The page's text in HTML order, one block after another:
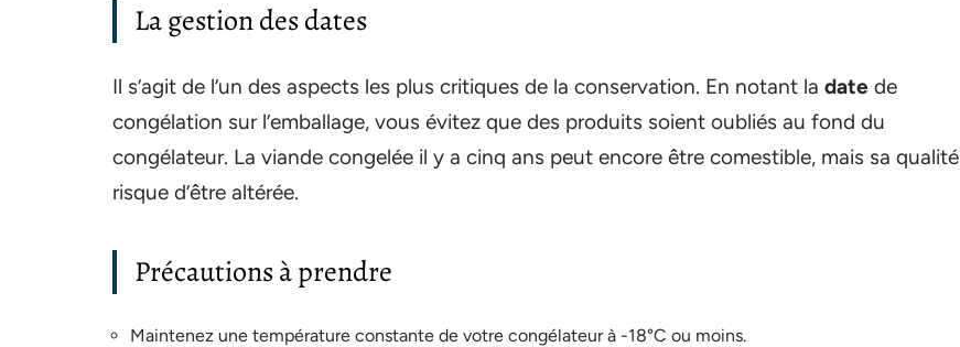
La gestion des dates
Il s’agit de l’un des aspects les plus critiques de la conservation. En notant la date de
congélation sur l’emballage, vous évitez que des produits soient oubliés au fond du
congélateur. La viande congelée il y a cinq ans peut encore être comestible, mais sa qualité
risque d’être altérée.
Précautions à prendre
Maintenez une température constante de votre congélateur à -18°C ou moins.